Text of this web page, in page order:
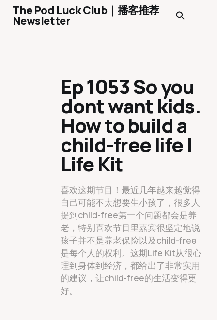
The Pod Luck Club｜播客推荐
Newsletter
Ep 1053 So you
dont want kids.
How to build a
child-free life |
Life Kit
喜欢这期节目！最近几年越来越觉得
自己可能不太想要生小孩了，很多人
提到child-free第一个问题都会是养
老，特别喜欢节目里嘉宾很坚定地说
孩子并不是养老保险以及child-free
是每个人的权利。这期Life Kit从很心
理到身体到经济，都给出了非常实用
的建议，让child-free的生活变得更
好。